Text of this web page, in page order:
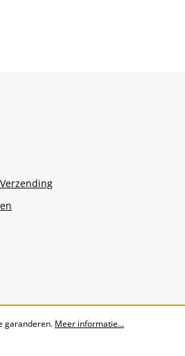
garanderen. Meer informatie...